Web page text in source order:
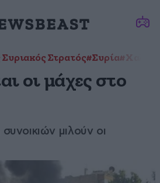
Συριακός Στρατός#Συρία#Χαλέπι
οι μάχες στο
μιλούν οι